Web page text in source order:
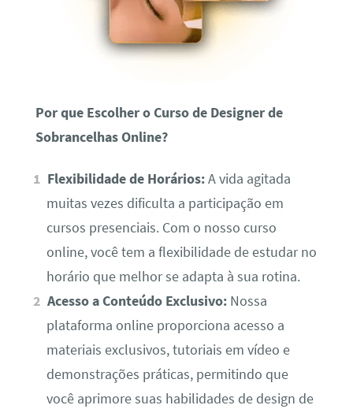
Por que Escolher o Curso de Designer de
Sobrancelhas Online?
Flexibilidade de Horários:A vida agitada
muitas vezes dificulta a participação em
cursos presenciais. Com o nosso curso
online, você tem a flexibilidade de estudar no
horário que melhor se adapta à sua rotina.
Acesso a Conteúdo Exclusivo: Nossa
plataforma online proporciona acesso a
materiais exclusivos, tutoriais em vídeo e
demonstrações práticas, permitindo que
você aprimore suas habilidades de design de